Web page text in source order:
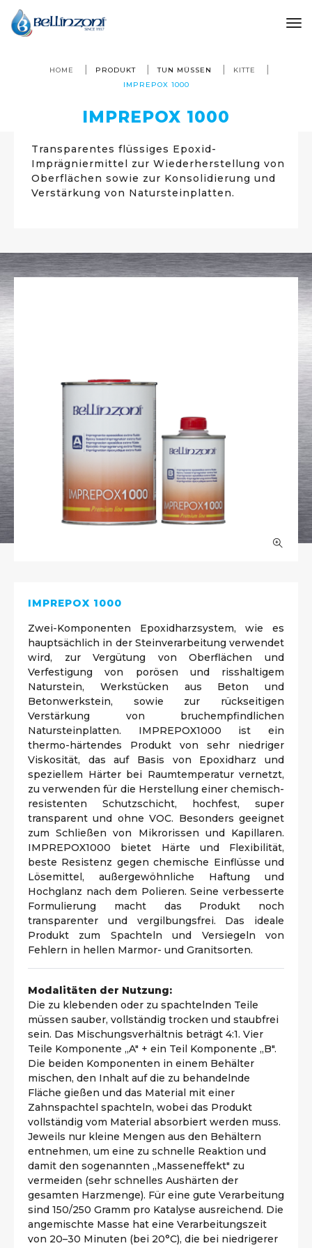
HOME PRODUKT TUN MÜSSEN
KITTE
IMPREPOX 1000
IMPREPOX 1000
Transparentes flüssiges Epoxid-
Imprägniermittel zur Wiederherstellung von
Oberflächen sowie zur Konsolidierung und
Verstärkung von Natursteinplatten.
IMPREPOX 1000
Zwei-Komponenten Epoxidharzsystem, wie es
hauptsächlich in der Steinverarbeitung verwendet
wird, zur Vergütung von Oberflächen und
Verfestigung von porösen und risshaltigem
Naturstein, Werkstücken aus Beton und
Betonwerkstein, sowie zur rückseitigen
Verstärkung von bruchempfindlichen
Natursteinplatten. IMPREPOX1000 ist ein
thermo-härtendes Produkt von sehr niedriger
Viskosität, das auf Basis von Epoxidharz und
speziellem Härter bei Raumtemperatur vernetzt,
zu verwenden für die Herstellung einer chemisch-
resistenten Schutzschicht, hochfest, super
transparent und ohne VOC. Besonders geeignet
zum Schließen von Mikrorissen und Kapillaren.
IMPREPOX1000 bietet Härte und Flexibilität,
beste Resistenz gegen chemische Einflüsse und
Lösemittel, außergewöhnliche Haftung und
Hochglanz nach dem Polieren. Seine verbesserte
Formulierung macht das Produkt noch
transparenter und vergilbungsfrei. Das ideale
Produkt zum Spachteln und Versiegeln von
Fehlern in hellen Marmor- und Granitsorten.
Modalitäten der Nutzung:
Die zu klebenden oder zu spachtelnden Teile
müssen sauber, vollständig trocken und staubfrei
sein. Das Mischungsverhältnis beträgt 4:1. Vier
Teile Komponente „A" + ein Teil Komponente „B".
Die beiden Komponenten in einem Behälter
mischen, den Inhalt auf die zu behandelnde
Fläche gießen und das Material mit einer
Zahnspachtel spachteln, wobei das Produkt
vollständig vom Material absorbiert werden muss.
Jeweils nur kleine Mengen aus den Behältern
entnehmen, um eine zu schnelle Reaktion und
damit den sogenannten „Masseneffekt" zu
vermeiden (sehr schnelles Aushärten der
gesamten Harzmenge). Für eine gute Verarbeitung
sind 150/250 Gramm pro Katalyse ausreichend. Die
angemischte Masse hat eine Verarbeitungszeit
von 20–30 Minuten (bei 20°C), die bei niedrigerer